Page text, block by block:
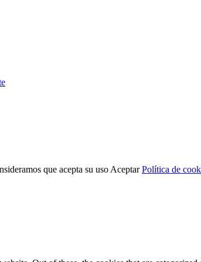
que acepta su uso Aceptar Política de